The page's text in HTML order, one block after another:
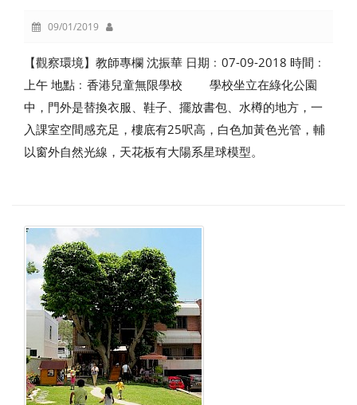
09/01/2019
【觀察環境】教師專欄 沈振華 日期﹕07-09-2018 時間﹕
上午 地點﹕香港兒童無限學校 學校坐立在綠化公園
中，門外是替換衣服、鞋子、擺放書包、水樽的地方，一
入課室空間感充足，樓底有25呎高，白色加黃色光管，輔
以窗外自然光線，天花板有大陽系星球模型。